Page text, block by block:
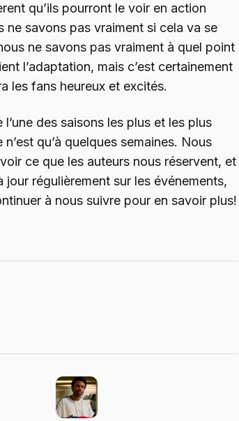
qu’ils pourront le voir en action
ne savons pas vraiment si cela va se
ne savons pas vraiment à quel point
l’adaptation, mais c’est certainement
les fans heureux et excités.
l’une des saisons les plus et les plus
qu’à quelques semaines. Nous
ce que les auteurs nous réservent, et
jour régulièrement sur les événements,
à nous suivre pour en savoir plus!